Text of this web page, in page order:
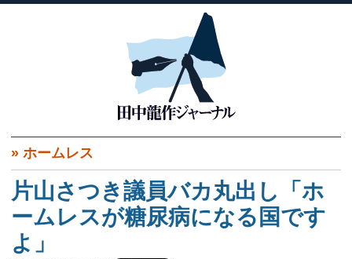
» ホームレス
片山さつき議員バカ丸出し「ホ
ームレスが糖尿病になる国です
よ」